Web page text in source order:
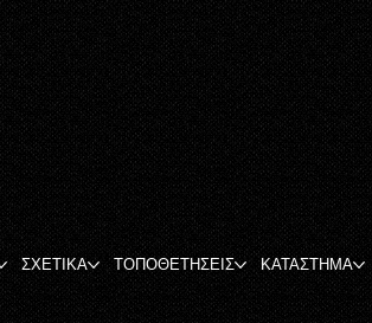
ΣΧΕΤΙΚΑ ΤΟΠΟΘΕΤΗΣΕΙΣ ΚΑΤΑΣΤΗΜΑ